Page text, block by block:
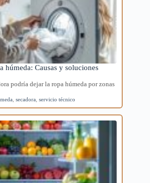
húmeda: Causas y soluciones
podría dejar la ropa húmeda por zonas
secadora servicio técnico